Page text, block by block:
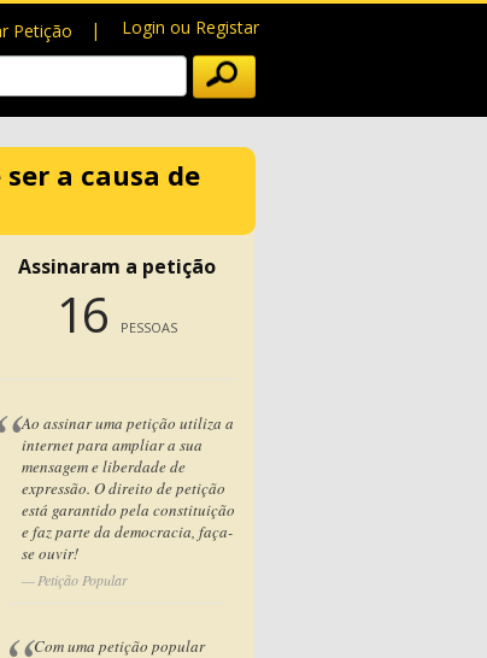
Petição Login ou Registar
a causa de
Assinaram a petição
16 PESSOAS
Ao assinar uma petição utiliza a
internet para ampliar a sua
mensagem e liberdade de
expressão. O direito de petição
está garantido pela constituição
e faz parte da democracia, faça-
se ouvir!
Petição Popular
Com uma petição popular